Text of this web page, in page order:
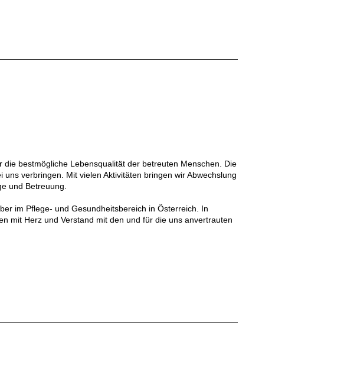
bestmögliche Lebensqualität der betreuten Menschen. Die
verbringen. Mit vielen Aktivitäten bringen wir Abwechslung
und Betreuung.
im Pflege- und Gesundheitsbereich in Österreich. In
mit Herz und Verstand mit den und für die uns anvertrauten